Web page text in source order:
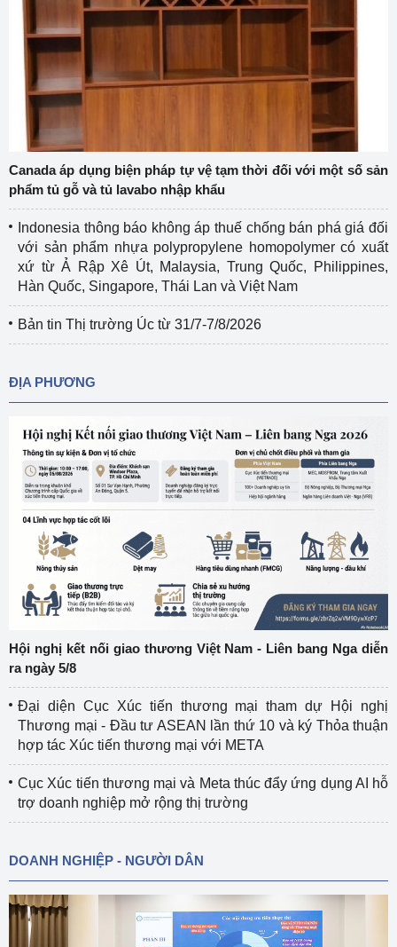
Canada áp dụng biện pháp tự vệ tạm thời đối với một số sản
phẩm tủ gỗ và tủ lavabo nhập khẩu
Indonesia thông báo không áp thuế chống bán phá giá đối
với sản phẩm nhựa polypropylene homopolymer có xuất
xứ từ Ả Rập Xê Út, Malaysia, Trung Quốc, Philippines,
Hàn Quốc, Singapore, Thái Lan và Việt Nam
Bản tin Thị trường Úc từ 31/7-7/8/2026
ĐỊA PHƯƠNG
Hội nghị kết nối giao thương Việt Nam - Liên bang Nga diễn
ra ngày 5/8
Đại diện Cục Xúc tiến thương mại tham dự Hội nghị
Thương mại - Đầu tư ASEAN lần thứ 10 và ký Thỏa thuận
hợp tác Xúc tiến thương mại với META
Cục Xúc tiến thương mại và Meta thúc đẩy ứng dụng AI hỗ
trợ doanh nghiệp mở rộng thị trường
DOANH NGHIỆP - NGƯỜI DÂN